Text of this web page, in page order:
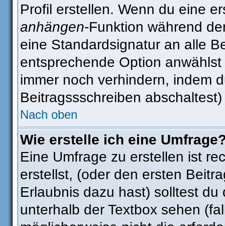
Profil erstellen. Wenn du eine
anhängen-Funktion während
eine Standardsignatur an alle
entsprechende Option
immer noch verhindern, indem
Beitragssschreiben abschaltest)
Nach oben
Wie erstelle ich eine
Eine Umfrage zu erstellen ist
erstellst, (oder den ersten
Erlaubnis dazu hast) solltest
unterhalb der Textbox sehen